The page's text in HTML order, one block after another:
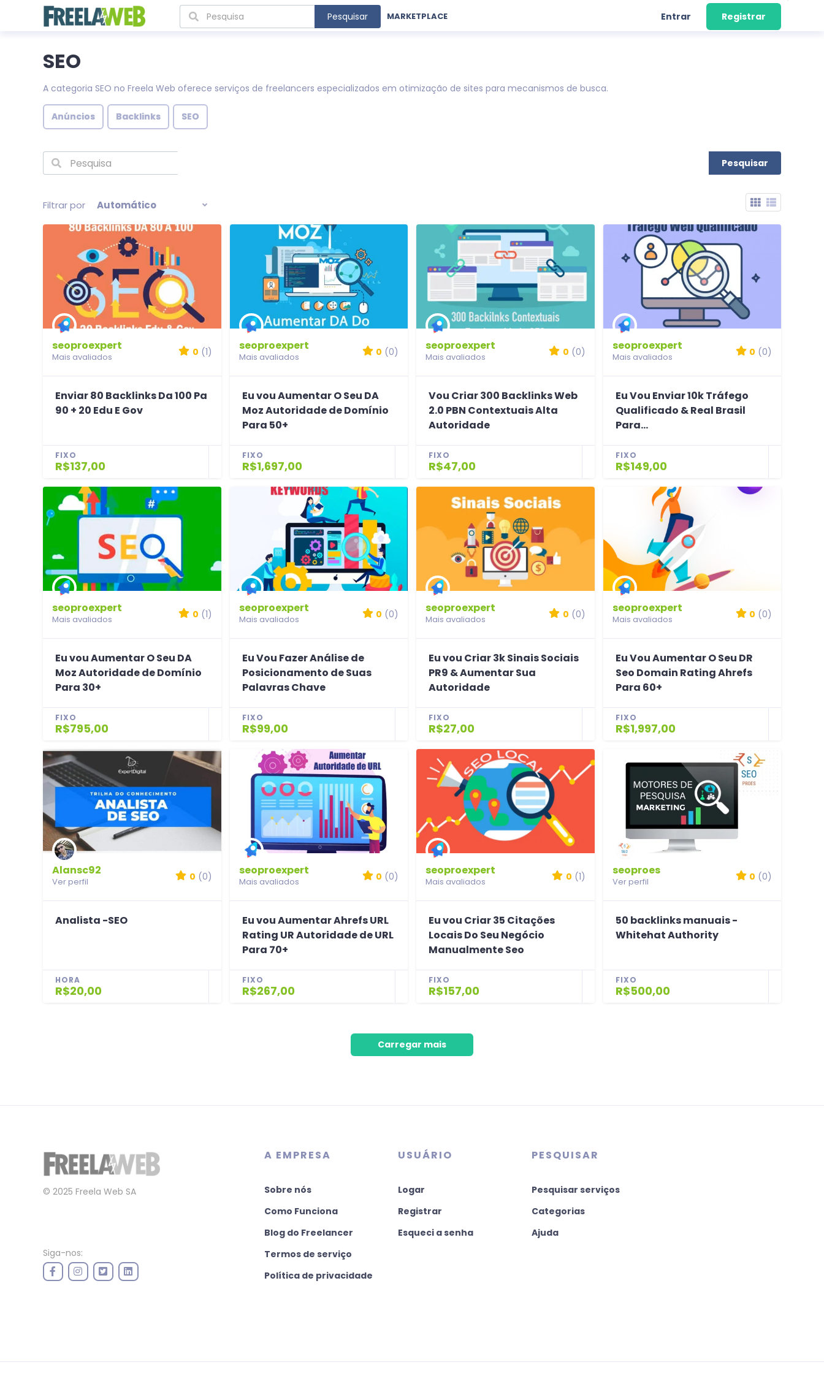
Pesquisar MARKETPLACE Entrar Registrar
SEO
A categoria SEO no Freela Web oferece serviços de freelancers especializados em otimização de sites para mecanismos de busca.
Anúncios Backlinks SEO
Pesquisar
Filtrar por Automático
seoproexpert
Mais avaliados 0 (1)
Enviar 80 Backlinks Da 100 Pa
90 + 20 Edu E Gov
FIXO
R$137,00
seoproexpert
Mais avaliados 0 (0)
Eu vou Aumentar O Seu DA
Moz Autoridade de Domínio
Para 50+
FIXO
R$1,697,00
seoproexpert
Mais avaliados 0 (0)
Vou Criar 300 Backlinks Web
2.0 PBN Contextuais Alta
Autoridade
FIXO
R$47,00
seoproexpert
Mais avaliados 0 (0)
Eu Vou Enviar 10k Tráfego
Qualificado & Real Brasil
Para...
FIXO
R$149,00
seoproexpert
Mais avaliados 0 (1)
Eu vou Aumentar O Seu DA
Moz Autoridade de Domínio
Para 30+
FIXO
R$795,00
seoproexpert
Mais avaliados 0 (0)
Eu Vou Fazer Análise de
Posicionamento de Suas
Palavras Chave
FIXO
R$99,00
seoproexpert
Mais avaliados 0 (0)
Eu vou Criar 3k Sinais Sociais
PR9 & Aumentar Sua
Autoridade
FIXO
R$27,00
seoproexpert
Mais avaliados 0 (0)
Eu Vou Aumentar O Seu DR
Seo Domain Rating Ahrefs
Para 60+
FIXO
R$1,997,00
Alansc92
Ver perfil 0 (0)
Analista -SEO
HORA
R$20,00
seoproexpert
Mais avaliados 0 (0)
Eu vou Aumentar Ahrefs URL
Rating UR Autoridade de URL
Para 70+
FIXO
R$267,00
seoproexpert
Mais avaliados 0 (1)
Eu vou Criar 35 Citações
Locais Do Seu Negócio
Manualmente Seo
FIXO
R$157,00
seoproes
Ver perfil 0 (0)
50 backlinks manuais -
Whitehat Authority
FIXO
R$500,00
Carregar mais
© 2025 Freela Web SA
Siga-nos:
A EMPRESA
Sobre nós
Como Funciona
Blog do Freelancer
Termos de serviço
Política de privacidade
USUÁRIO
Logar
Registrar
Esqueci a senha
PESQUISAR
Pesquisar serviços
Categorias
Ajuda